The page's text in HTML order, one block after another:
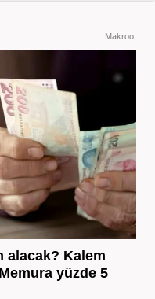
Makroo
alacak? Kalem
yüzde 5